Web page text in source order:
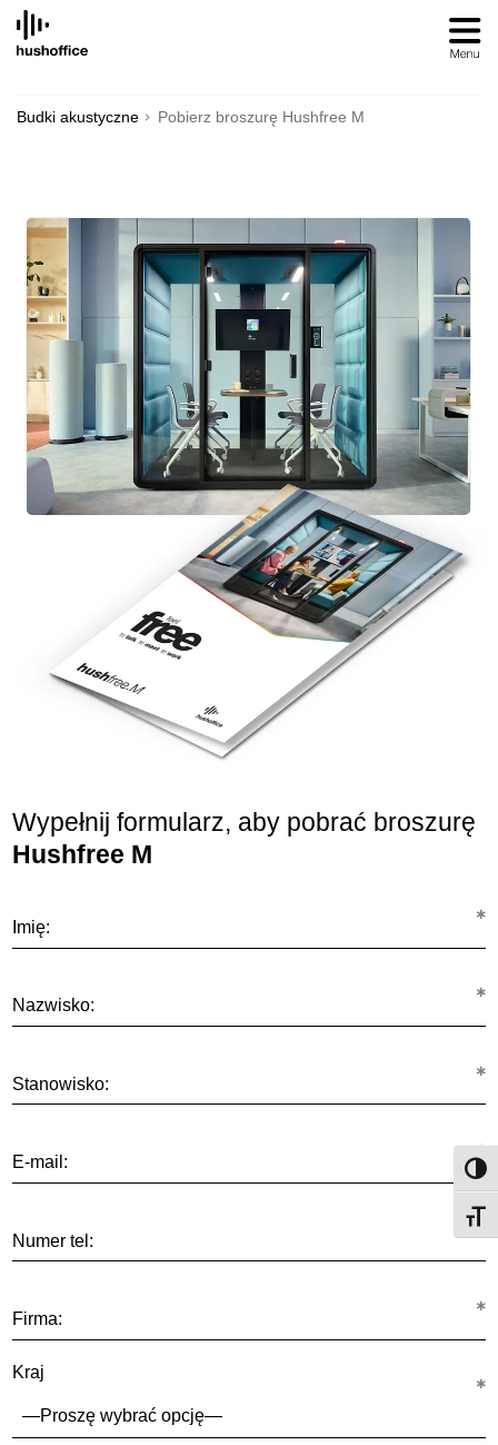
SKIP
CONTENT
Budki akustyczne Pobierz broszurę Hushfree M
Wypełnij formularz, aby pobrać broszurę
Hushfree M
Imię:
Nazwisko:
Stanowisko:
E-mail:
Numer tel:
Firma:
Kraj